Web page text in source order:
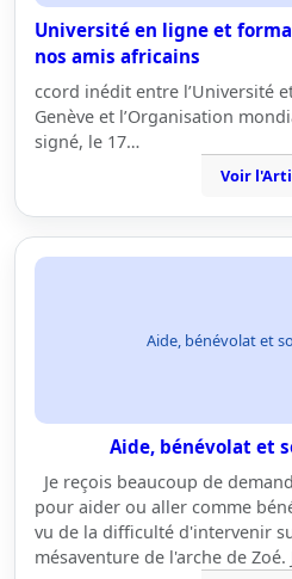
Université en ligne et
nos amis africains
ccord inédit entre l’Université
Genève et l’Organisation
signé, le 17…
Voir
Aide, bénévolat et
Aide, bénévolat et
Je reçois beaucoup de
pour aider ou aller comme
vu de la difficulté d'intervenir
mésaventure de l'arche de Zoé.